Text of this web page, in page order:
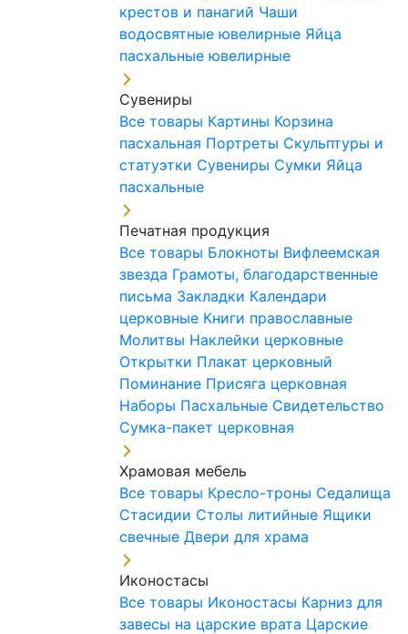
крестов и панагий Чаши
водосвятные ювелирные Яйца
пасхальные ювелирные
Сувениры
Все товары Картины Корзина
пасхальная Портреты Скульптуры и
статуэтки Сувениры Сумки Яйца
пасхальные
Печатная продукция
Все товары Блокноты Вифлеемская
звезда Грамоты, благодарственные
письма Закладки Календари
церковные Книги православные
Молитвы Наклейки церковные
Открытки Плакат церковный
Поминание Присяга церковная
Наборы Пасхальные Свидетельство
Сумка-пакет церковная
Храмовая мебель
Все товары Кресло-троны Седалища
Стасидии Столы литийные Ящики
свечные Двери для храма
Иконостасы
Все товары Иконостасы Карниз для
завесы на царские врата Царские